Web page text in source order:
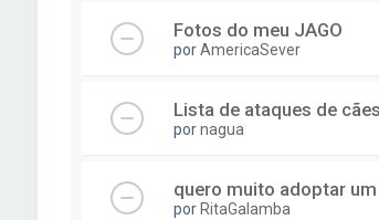
Fotos do meu JAGO
porAmericaSever
Lista de ataques de cães
pornagua
quero muito adoptar
por RitaGalamba